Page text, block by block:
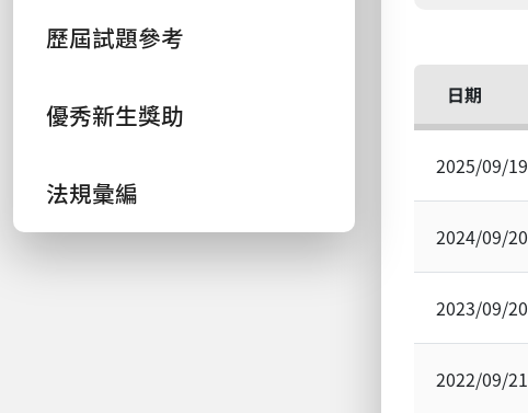
歷屆試題參考
優秀新生獎助
法規彙編
日期
2025/09/19
2024/09/20
2023/09/20
2022/09/21